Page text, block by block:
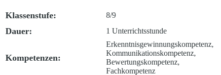
Klassenstufe: 8/9
Dauer: 1 Unterrichtsstunde
Kompetenzen:
Erkenntnisgewinnungskompetenz,
Kommunikationskompetenz,
Bewertungskompetenz,
Fachkompetenz